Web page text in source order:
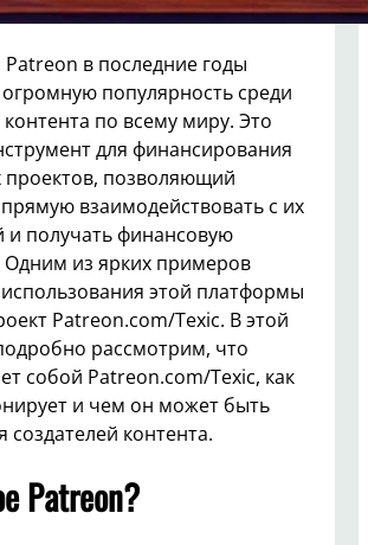
в последние годы
популярность среди
контента по всему миру. Это
для финансирования
проектов, позволяющий
взаимодействовать с их
и получать финансовую
Одним из ярких примеров
этой платформы
Patreon.com/Texic. В этой
рассмотрим, что
собой Patreon.com/Texic, как
и чем он может быть
создателей контента.
Patreon?